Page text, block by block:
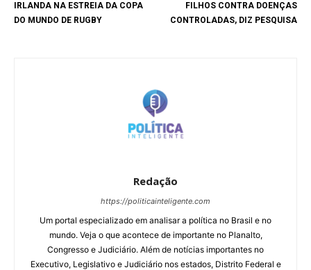
IRLANDA NA ESTREIA DA COPA
DO MUNDO DE RUGBY
FILHOS CONTRA DOENÇAS
CONTROLADAS, DIZ PESQUISA
Redação
https://politicainteligente.com
Um portal especializado em analisar a política no Brasil e no
mundo. Veja o que acontece de importante no Planalto,
Congresso e Judiciário. Além de notícias importantes no
Executivo, Legislativo e Judiciário nos estados, Distrito Federal e